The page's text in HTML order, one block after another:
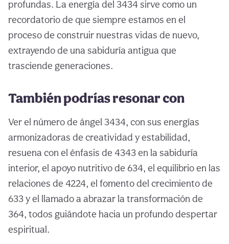
profundas. La energía del 3434 sirve como un
recordatorio de que siempre estamos en el
proceso de construir nuestras vidas de nuevo,
extrayendo de una sabiduría antigua que
trasciende generaciones.
También podrías resonar con
Ver el número de ángel 3434, con sus energías
armonizadoras de creatividad y estabilidad,
resuena con el énfasis de 4343 en la sabiduría
interior, el apoyo nutritivo de 634, el equilibrio en las
relaciones de 4224, el fomento del crecimiento de
633 y el llamado a abrazar la transformación de
364, todos guiándote hacia un profundo despertar
espiritual.